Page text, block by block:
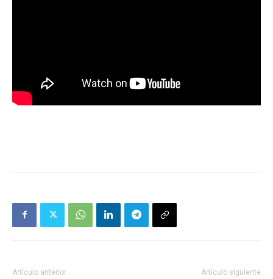
Artículo anterior Artículo siguiente